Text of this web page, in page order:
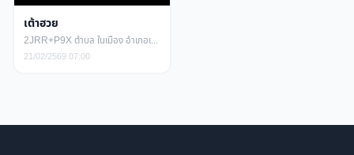
เต้าฮวย
2JRR+P9X ตำบล ในเมือง อำเภอเมืองร้อยเอ็ด ร้อยเอ็ด
21/02/2569 07:00